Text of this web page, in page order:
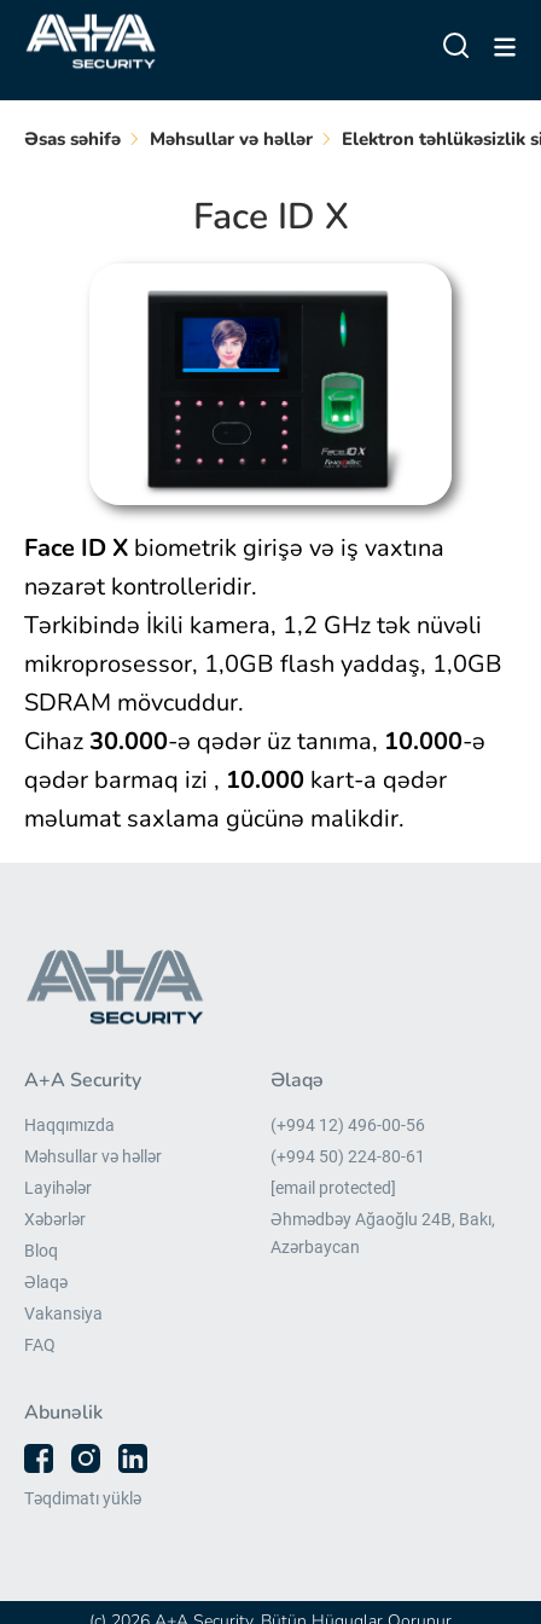
Əsas səhifə Məhsullar və həllər Elektron təhlükəsizlik
Face ID X
Face ID X biometrik girişə və iş vaxtına
nəzarət kontrolleridir.
Tərkibində İkili kamera, 1,2 GHz tək nüvəli
mikroprosessor, 1,0GB flash yaddaş, 1,0GB
SDRAM mövcuddur.
Cihaz 30.000-ə qədər üz tanıma, 10.000-ə
qədər barmaq izi , 10.000 kart-a qədər
məlumat saxlama gücünə malikdir.
A+A Security
Haqqımızda
Məhsullar və həllər
Layihələr
Xəbərlər
Bloq
Əlaqə
Vakansiya
FAQ
Əlaqə
(+994 12) 496-00-56
(+994 50) 224-80-61
[email protected]
Əhmədbəy Ağaoğlu 24B, Bakı,
Azərbaycan
Abunəlik
Təqdimatı yüklə